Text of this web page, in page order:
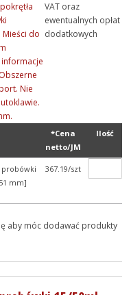
do
Nie
VAT oraz
ewentualnych opłat
dodatkowych
*Cena
netto/JM
Ilość
probówki
mm]
367.19/szt
aby móc dodawać produkty